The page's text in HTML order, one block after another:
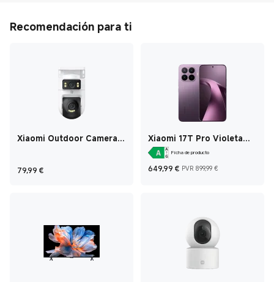
Recomendación para ti
Xiaomi Outdoor Camera
79,99 €
Xiaomi 17T Pro Violeta
profundo 12 GB + 1 TB
Ficha de producto
649,99 € Current Price
PVR 899,99 €